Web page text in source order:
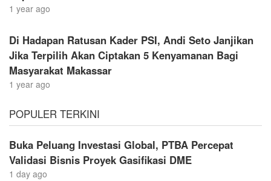
1 year ago
Di Hadapan Ratusan Kader PSI, Andi Seto Janjikan
Jika Terpilih Akan Ciptakan 5 Kenyamanan Bagi
Masyarakat Makassar
1 year ago
POPULER TERKINI
Buka Peluang Investasi Global, PTBA Percepat
Validasi Bisnis Proyek Gasifikasi DME
1 day ago